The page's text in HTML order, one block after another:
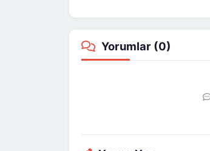
Yorumlar (0)